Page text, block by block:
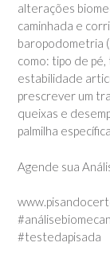
alterações
caminhada e
baropodometria
como: tipo de
estabilidade
prescrever um
queixas e
palmilha
Agende sua
‪#‎testedapisada